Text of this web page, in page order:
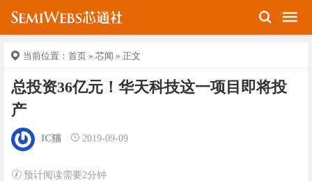
当前位置： 首页 » 芯闻 » 正文
总投资36亿元！华天科技这一项目即将投
产
IC猫 2019-09-09
预计阅读需要2分钟